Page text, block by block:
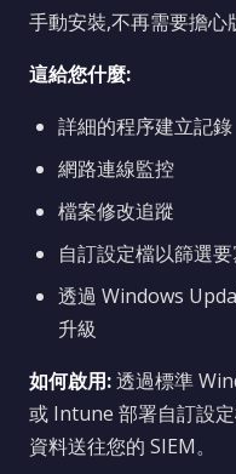
手動安裝,不再需要擔心
這給您什麼:
詳細的程序建立記錄
網路連線監控
檔案修改追蹤
自訂設定檔以篩選
透過 Windows
升級
如何啟用:透過標準
或 Intune 部署自訂設
資料送往您的 SIEM。